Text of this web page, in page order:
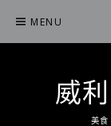
content
MENU
威
美